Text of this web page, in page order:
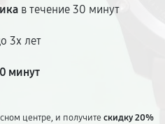
в течение 30 минут
3х лет
минут
центре, и получитескидку 20%